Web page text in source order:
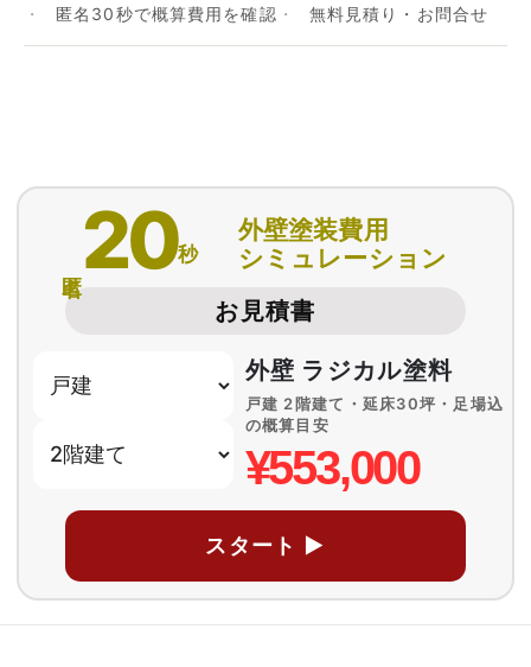
匿名30秒で概算費用を確認
無料見積り・お問合せ
20秒
外壁塗装費用
シミュレーション
お見積書
外壁 ラジカル塗料
戸建 2階建て・延床30坪・足場込
の概算目安
¥553,000
スタート ▶